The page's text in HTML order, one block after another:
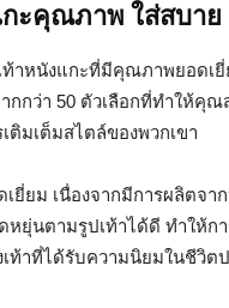
กะคุณภาพ ใส่สบาย
ท้าหนังแกะที่มีคุณภาพยอดเ
กกว่า 50 ตัวเลือกที่ทำให้คุ
ติมเต็มสไตล์ของพวกเขา
ยี่ยม เนื่องจากมีการผลิตจ
หยุ่นตามรูปเท้าได้ดี ทำให้ก
ท้าที่ได้รับความนิยมในชีวิต